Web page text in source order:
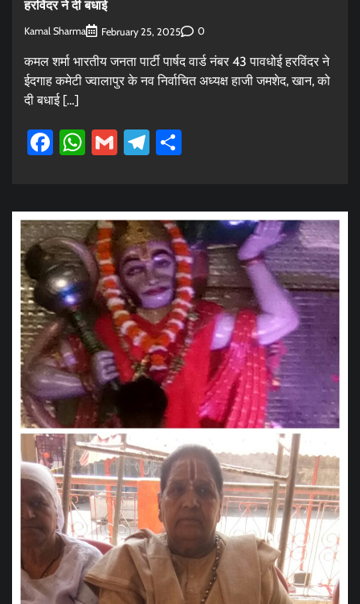
हरविंदर ने दी बधाई
Kamal Sharma February 25, 2025 0
कमल शर्मा भारतीय जनता पार्टी पार्षद वार्ड नंबर 43 पावधोई हरविंदर ने
ईदगाह कमेटी ज्वालापुर के नव निर्वाचित अध्यक्ष हाजी जमशेद, खान, को
दी बधाई […]
Facebook
WhatsApp
GmailTelegram